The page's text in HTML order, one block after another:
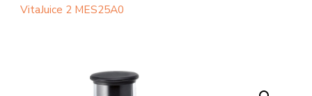
VitaJuice 2 MES25A0